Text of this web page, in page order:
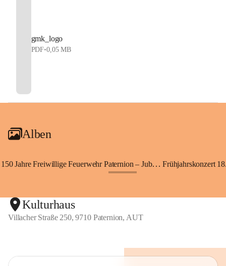
gmk_logo
PDF•0,05 MB
Alben
150 Jahre Freiwillige Feuerwehr Paternion – Jubiläumsfest Frühjahrskonzert
Kulturhaus
Villacher Straße 250, 9710 Paternion, AUT